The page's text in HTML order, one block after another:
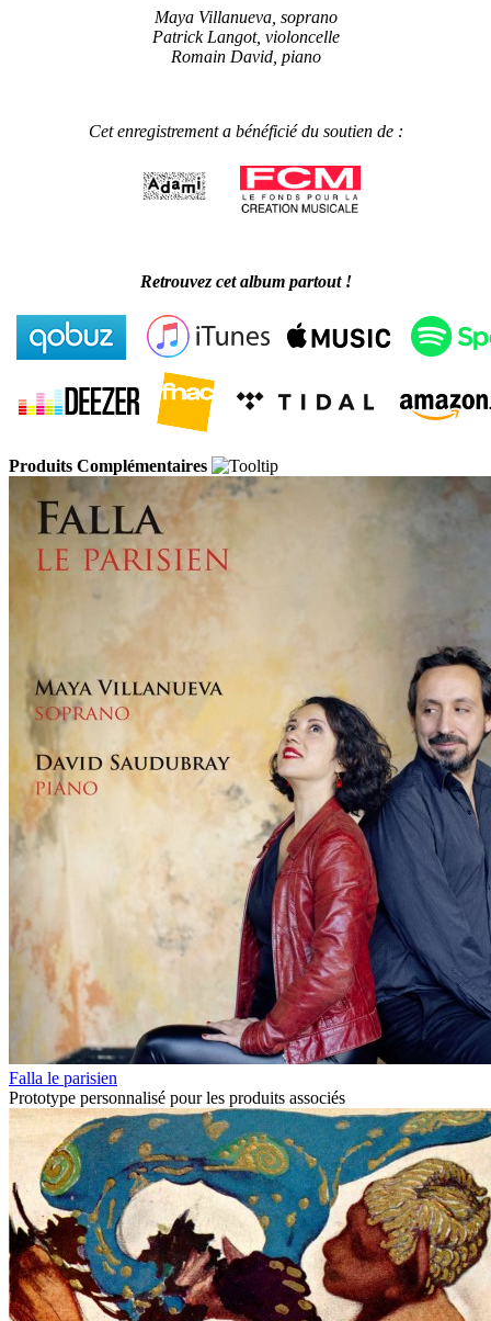
Maya Villanueva, soprano
Patrick Langot, violoncelle
Romain David, piano
Cet enregistrement a bénéficié du soutien de :
Retrouvez cet album partout !
Produits Complémentaires
Falla le parisien
Prototype personnalisé pour les produits associés